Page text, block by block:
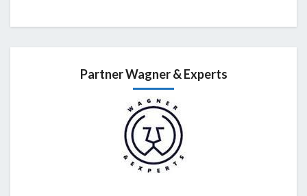
Partner Wagner & Experts